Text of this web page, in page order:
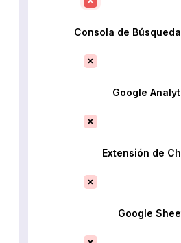
Consola de
Google
Extensión de
Google